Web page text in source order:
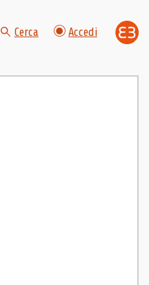
Cerca Accedi